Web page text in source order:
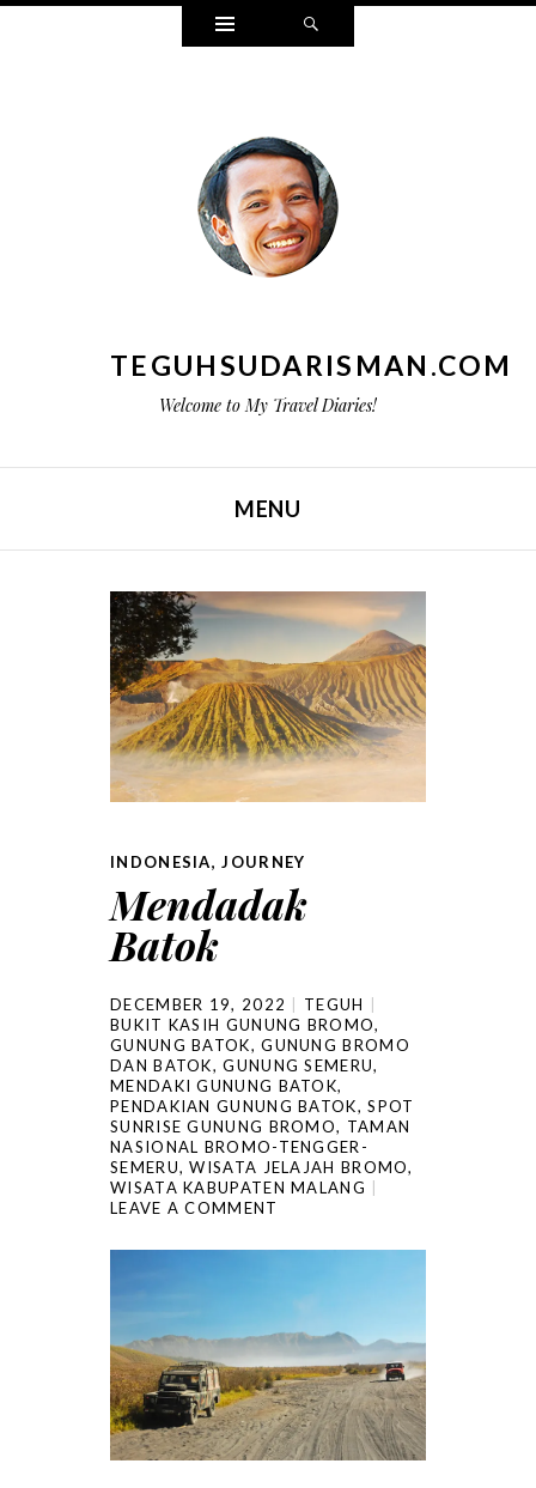
Widgets
TEGUHSUDARISMAN.COM
Welcome to My Travel Diaries!
MENU
INDONESIA,JOURNEY
Mendadak
Batok
DECEMBER 19, 2022
TEGUH
BUKIT KASIH GUNUNG BROMO,
GUNUNG BATOK,GUNUNG BROMO
DAN BATOK,GUNUNG SEMERU,
MENDAKI GUNUNG BATOK,
PENDAKIAN GUNUNG BATOK,SPOT
SUNRISE GUNUNG BROMO, TAMAN
NASIONAL BROMO-TENGGER-
SEMERU,WISATA JELAJAH BROMO,
WISATA KABUPATEN MALANG
LEAVE A COMMENT